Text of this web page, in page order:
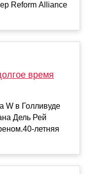
Reform Alliance
время
W в Голливуде
Дель Рей
летняя